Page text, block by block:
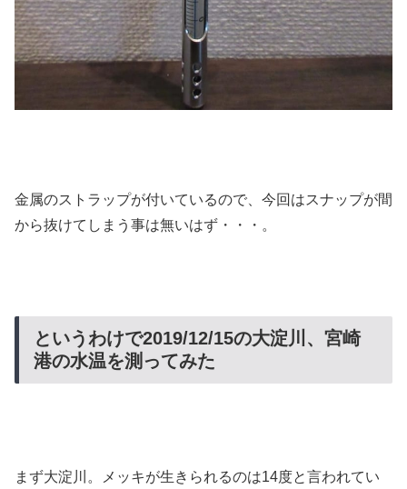
金属のストラップが付いているので、今回はスナップが間
から抜けてしまう事は無いはず・・・。
というわけで2019/12/15の大淀川、宮崎
港の水温を測ってみた
まず大淀川。メッキが生きられるのは14度と言われてい